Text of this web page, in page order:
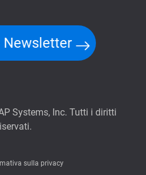
Newsletter
Systems, Inc. Tutti i diritti
sulla privacy